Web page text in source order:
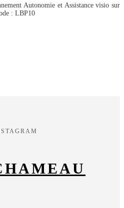
Autonomie et Assistance visio sur
: LBP10